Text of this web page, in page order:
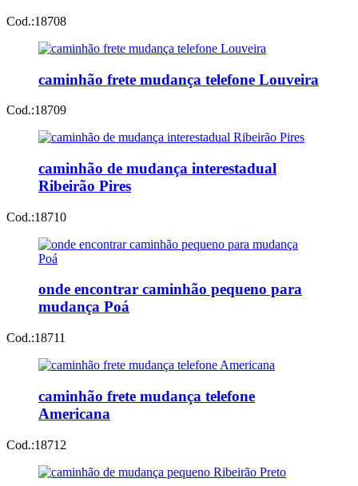
Cod.:18708
caminhão frete mudança telefone Louveira
Cod.:18709
caminhão de mudança interestadual
Ribeirão Pires
Cod.:18710
onde encontrar caminhão pequeno para
mudança Poá
Cod.:18711
caminhão frete mudança telefone
Americana
Cod.:18712